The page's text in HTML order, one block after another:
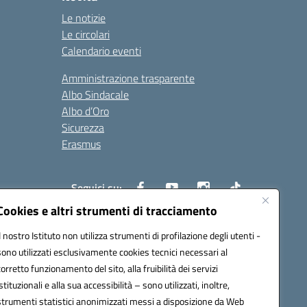
e altri strumenti di tracciamento
nostro Istituto non utilizza strumenti di profilazione degli utenti -
utilizzati esclusivamente cookies tecnici necessari al
funzionamento del sito, alla fruibilità dei servizi
e alla sua accessibilità – sono utilizzati, inoltre,
statistici anonimizzati messi a disposizione da Web
Le notizie
Le circolari
Calendario eventi
Amministrazione trasparente
Albo Sindacale
Albo d’Oro
Sicurezza
Erasmus
Seguici su: